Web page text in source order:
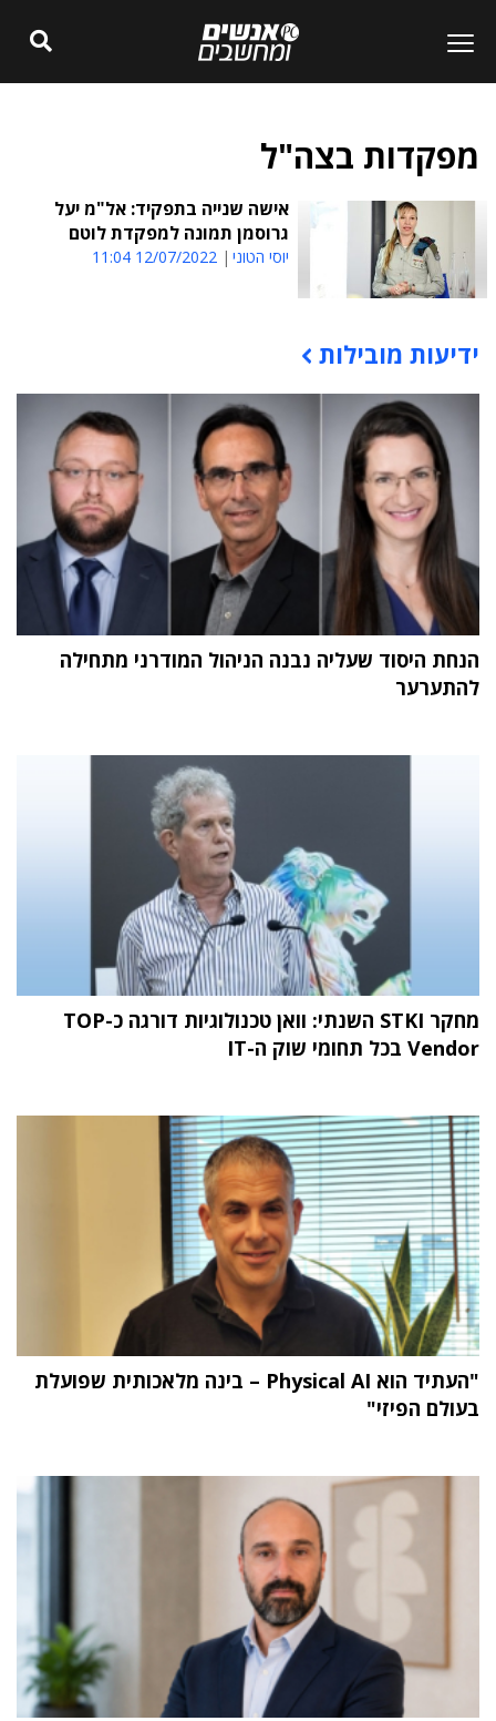
מפקדות בצה"ל
אישה שנייה בתפקיד: אל"מ יעל
גרוסמן תמונה למפקדת לוטם
יוסי הטוני 12/07/2022 11:04
תוכן פרסומי
ידיעות מובילות
הנחת היסוד שעליה נבנה הניהול המודרני מתחילה
להתערער
מחקר STKI השנתי: וואן טכנולוגיות דורגה כ-TOP
Vendor בכל תחומי שוק ה-IT
"העתיד הוא Physical AI – בינה מלאכותית שפועלת
בעולם הפיזי"